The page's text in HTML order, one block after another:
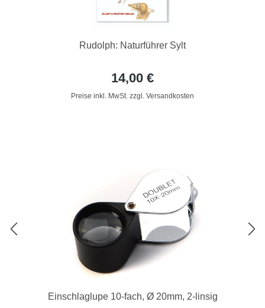
Rudolph: Naturführer Sylt
14,00 €
Preise inkl. MwSt. zzgl. Versandkosten
Einschlaglupe 10-fach, Ø 20mm, 2-linsig